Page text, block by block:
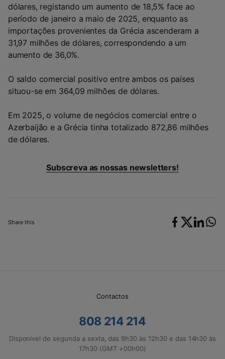
Share this
dólares, registando um aumento de 18,5% face ao
período de janeiro a maio de 2025, enquanto as
importações provenientes da Grécia ascenderam a
31,97 milhões de dólares, correspondendo a um
aumento de 36,0%.
O saldo comercial positivo entre ambos os países
situou-se em 364,09 milhões de dólares.
Em 2025, o volume de negócios comercial entre o
Azerbaijão e a Grécia tinha totalizado 872,86 milhões
de dólares.
Subscreva as nossas newsletters!
Contactos
808 214 214
Disponível de segunda a sexta, das 9h30 às 12h30 e das 14h30 às
17h30 (GMT +00h00)